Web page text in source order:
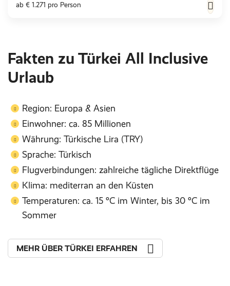
ab € 1.271 pro Person
Fakten zu Türkei All Inclusive
Urlaub
Region: Europa & Asien
Einwohner: ca. 85 Millionen
Währung: Türkische Lira (TRY)
Sprache: Türkisch
Flugverbindungen: zahlreiche tägliche Direktflüge
Klima: mediterran an den Küsten
Temperaturen: ca. 15 °C im Winter, bis 30 °C im
Sommer
MEHR ÜBER TÜRKEI ERFAHREN